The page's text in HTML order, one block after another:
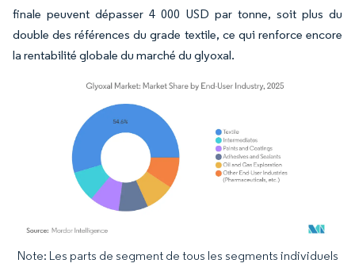
finale peuvent dépasser 4 000 USD par tonne, soit plus du
double des références du grade textile, ce qui renforce encore
la rentabilité globale du marché du glyoxal.
Image © Mordor Intelligence. La réutilisation nécessite une attribution sous CC BY
Note: Les parts de segment de tous les segments individuels